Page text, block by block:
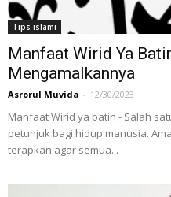
Tips islami
Manfaat Wirid Ya
Mengamalkannya
Asrorul Muvida - 12/30/2023
Manfaat Wirid ya batin - Salah
petunjuk bagi hidup manusia.
terapkan agar semua...